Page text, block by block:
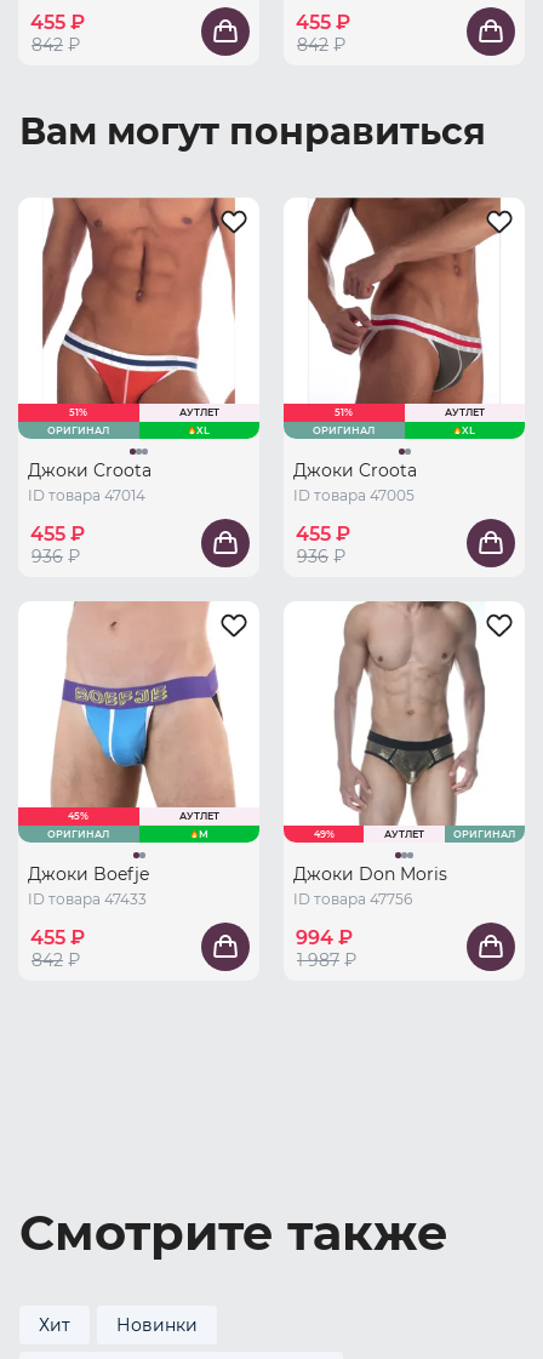
455 ₽
842 ₽
455 ₽
842 ₽
Вам могут понравиться
51%
АУТЛЕТ
ОРИГИНАЛ
XL
Джоки Croota
ID товара 47014
455 ₽
936 ₽
51%
АУТЛЕТ
ОРИГИНАЛ
XL
Джоки Croota
ID товара 47005
455 ₽
936 ₽
45%
АУТЛЕТ
ОРИГИНАЛ
M
Джоки Boefje
ID товара 47433
455 ₽
842 ₽
49% АУТЛЕТ ОРИГИНАЛ
Джоки Don Moris
ID товара 47756
994 ₽
1 987 ₽
Смотрите также
Хит Новинки